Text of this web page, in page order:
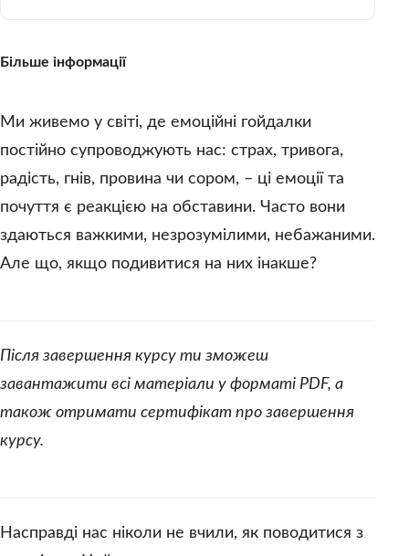
комусь так говориш." Тепер
Більше інформації
Ми живемо у світі, де емоційні гойдалки
постійно супроводжують нас: страх, тривога,
радість, гнів, провина чи сором, – ці емоції та
почуття є реакцією на обставини. Часто вони
здаються важкими, незрозумілими, небажаними.
Але що, якщо подивитися на них інакше?
Після завершення курсу ти зможеш
завантажити всі матеріали у форматі PDF, а
також отримати сертифікат про завершення
курсу.
Насправді нас ніколи не вчили, як поводитися з